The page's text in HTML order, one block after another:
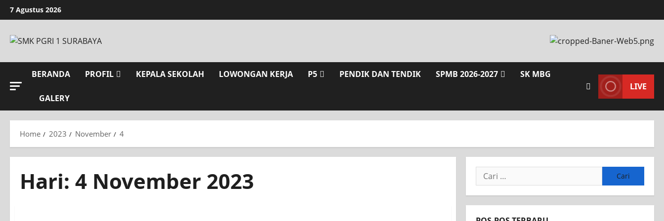
7 Agustus 2026
BERANDA PROFIL KEPALA SEKOLAH LOWONGAN KERJA P5 PENDIK DAN TENDIK SPMB 2026-2027 SK MBG
GALERY
LIVE
Home 2023 November 4
Hari: 4 November 2023